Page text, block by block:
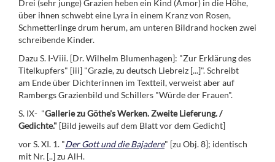
Drei (sehr junge) Grazien heben ein Kind (Amor) in die Höhe,
über ihnen schwebt eine Lyra in einem Kranz von Rosen,
Schmetterlinge drum herum, am unteren Bildrand hocken zwei
schreibende Kinder.
Dazu S. I-Viii. [Dr. Wilhelm Blumenhagen]: "Zur Erklärung des
Titelkupfers" [iii] "Grazie, zu deutsch Liebreiz [...]". Schreibt
am Ende über Dichterinnen im Textteil, verweist aber auf
Rambergs Grazienbild und Schillers "Würde der Frauen".
S. IX- "Gallerie zu Göthe's Werken. Zweite Lieferung. /
Gedichte." [Bild jeweils auf dem Blatt vor dem Gedicht]
vor S. XI. 1. "Der Gott und die Bajadere" [zu Obj. 8]; identisch
mit Nr. [..] zu AlH.